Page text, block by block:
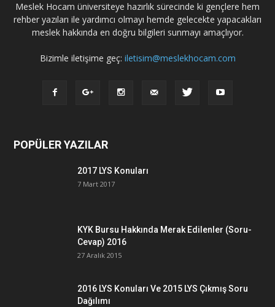
Meslek Hocam üniversiteye hazırlık sürecinde ki gençlere hem
rehber yazıları ile yardımcı olmayı hemde gelecekte yapacakları
meslek hakkında en doğru bilgileri sunmayı amaçlıyor.
Bizimle iletişime geç: iletisim@meslekhocam.com
POPÜLER YAZILAR
2017 LYS Konuları
7 Mart 2017
KYK Bursu Hakkında Merak Edilenler (Soru-
Cevap) 2016
27 Aralık 2015
2016 LYS Konuları Ve 2015 LYS Çıkmış Soru
Dağılımı